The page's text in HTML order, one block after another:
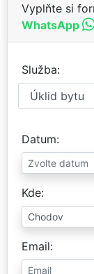
Vyplňte si
WhatsApp
Služba
Datum
Kde
Email